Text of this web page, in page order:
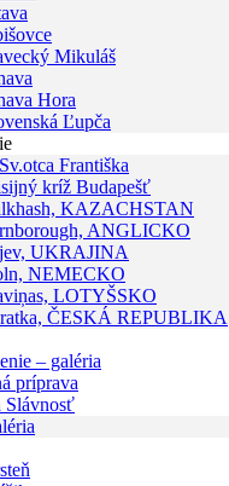
Mikuláš
Hora
Ľupča
Františka
kríž Budapešť
KAZACHSTAN
ANGLICKO
UKRAJINA
NEMECKO
LOTYŠSKO
ČESKÁ REPUBLIKA
– galéria
príprava
Slávnosť